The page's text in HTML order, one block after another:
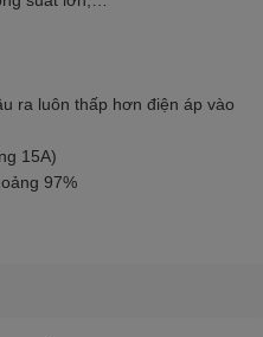
ra luôn thấp hơn điện áp vào
15A)
97%